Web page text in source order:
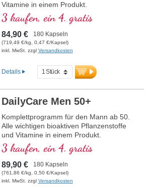
Vitamine in einem Produkt.
3 kaufen, ein 4. gratis
84,90 € 180 Kapseln
(719,49 €/kg, 0,47 €/Kapsel)
inkl. MwSt. zzgl Versandkosten
Details
DailyCare Men 50+
Komplettprogramm für den Mann ab 50.
Alle wichtigen bioaktiven Pflanzenstoffe
und Vitamine in einem Produkt.
3 kaufen, ein 4. gratis
89,90 € 180 Kapseln
(761,86 €/kg, 0,50 €/Kapsel)
inkl. MwSt. zzgl Versandkosten